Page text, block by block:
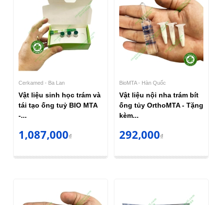
Cerkamed - Ba Lan
Vật liệu sinh học trám và
tái tạo ống tuỷ BIO MTA
-...
1,087,000₫
BioMTA - Hàn Quốc
Vật liệu nội nha trám bít
ống tủy OrthoMTA - Tặng
kèm...
292,000₫